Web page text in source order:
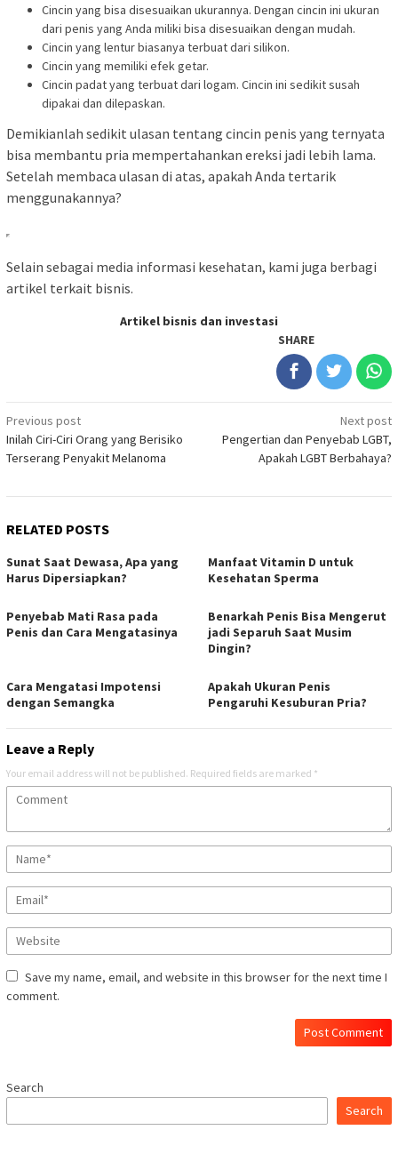
Cincin yang bisa disesuaikan ukurannya. Dengan cincin ini ukuran
dari penis yang Anda miliki bisa disesuaikan dengan mudah.
Cincin yang lentur biasanya terbuat dari silikon.
Cincin yang memiliki efek getar.
Cincin padat yang terbuat dari logam. Cincin ini sedikit susah
dipakai dan dilepaskan.
Demikianlah sedikit ulasan tentang cincin penis yang ternyata
bisa membantu pria mempertahankan ereksi jadi lebih lama.
Setelah membaca ulasan di atas, apakah Anda tertarik
menggunakannya?
Selain sebagai media informasi kesehatan, kami juga berbagi
artikel terkait bisnis.
Artikel bisnis dan investasi
SHARE
Post
navigation
Previous post
Inilah Ciri-Ciri Orang yang Berisiko
Terserang Penyakit Melanoma
Next post
Pengertian dan Penyebab LGBT,
Apakah LGBT Berbahaya?
RELATED POSTS
Sunat Saat Dewasa, Apa yang
Harus Dipersiapkan?
Manfaat Vitamin D untuk
Kesehatan Sperma
Penyebab Mati Rasa pada
Penis dan Cara Mengatasinya
Benarkah Penis Bisa Mengerut
jadi Separuh Saat Musim
Dingin?
Cara Mengatasi Impotensi
dengan Semangka
Apakah Ukuran Penis
Pengaruhi Kesuburan Pria?
Leave a Reply
Your email address will not be published. Required fields are marked *
Save my name, email, and website in this browser for the next time I
comment.
Search
Search